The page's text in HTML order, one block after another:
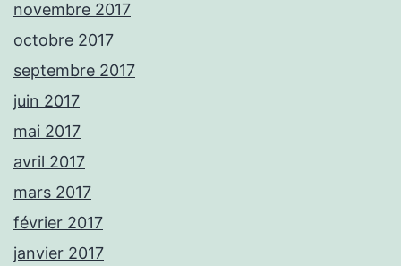
novembre 2017
octobre 2017
septembre 2017
juin 2017
mai 2017
avril 2017
mars 2017
février 2017
janvier 2017